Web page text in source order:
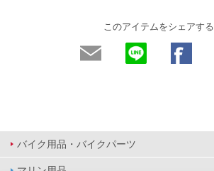
このアイテムをシェアする
バイク用品・バイクパーツ